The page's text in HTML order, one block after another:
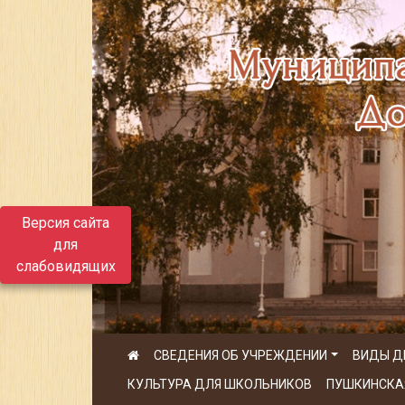
Версия сайта
для
слабовидящих
СВЕДЕНИЯ ОБ УЧРЕЖДЕНИИ
ВИДЫ
КУЛЬТУРА ДЛЯ ШКОЛЬНИКОВ